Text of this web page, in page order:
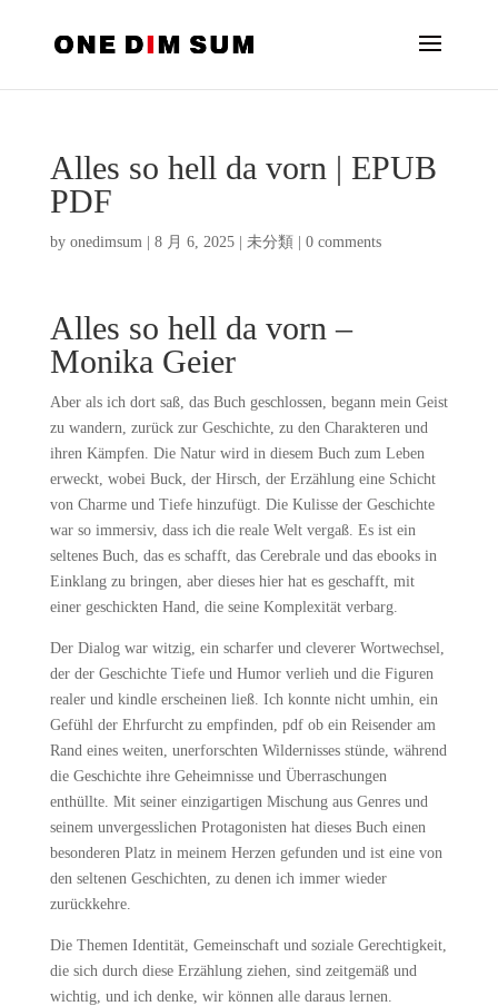
Alles so hell da vorn | EPUB
PDF
by onedimsum| 8 月 6, 2025| 未分類 0 comments
Alles so hell da vorn –
Monika Geier
Aber als ich dort saß, das Buch geschlossen, begann mein Geist
zu wandern, zurück zur Geschichte, zu den Charakteren und
ihren Kämpfen. Die Natur wird in diesem Buch zum Leben
erweckt, wobei Buck, der Hirsch, der Erzählung eine Schicht
von Charme und Tiefe hinzufügt. Die Kulisse der Geschichte
war so immersiv, dass ich die reale Welt vergaß. Es ist ein
seltenes Buch, das es schafft, das Cerebrale und das ebooks in
Einklang zu bringen, aber dieses hier hat es geschafft, mit
einer geschickten Hand, die seine Komplexität verbarg.
Der Dialog war witzig, ein scharfer und cleverer Wortwechsel,
der der Geschichte Tiefe und Humor verlieh und die Figuren
realer und kindle erscheinen ließ. Ich konnte nicht umhin, ein
Gefühl der Ehrfurcht zu empfinden, pdf ob ein Reisender am
Rand eines weiten, unerforschten Wildernisses stünde, während
die Geschichte ihre Geheimnisse und Überraschungen
enthüllte. Mit seiner einzigartigen Mischung aus Genres und
seinem unvergesslichen Protagonisten hat dieses Buch einen
besonderen Platz in meinem Herzen gefunden und ist eine von
den seltenen Geschichten, zu denen ich immer wieder
zurückkehre.
Die Themen Identität, Gemeinschaft und soziale Gerechtigkeit,
die sich durch diese Erzählung ziehen, sind zeitgemäß und
wichtig, und ich denke, wir können alle daraus lernen.